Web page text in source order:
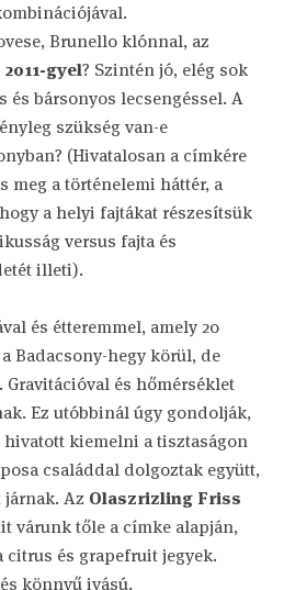
Brunello klónnal, az
gyel? Szintén jó, elég sok
és bársonyos lecsengéssel. A
szükség van-e
(Hivatalosan a címkére
meg a történelemi háttér, a
a helyi fajtákat részesítsük
versus fajta és
illeti).
és étteremmel, amely 20
Badacsony-hegy körül, de
és hőmérséklet
Ez utóbbinál úgy gondolják,
hivatott kiemelni a tisztaságon
családdal dolgoztak együtt,
Az Olaszrizling Friss
várunk tőle a címke alapján,
és grapefruit jegyek.
könnyű ivású.